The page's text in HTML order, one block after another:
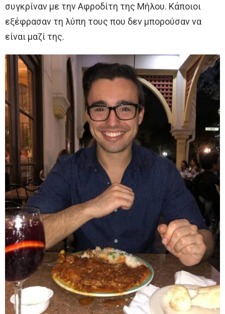
συγκρίναν με την Αφροδίτη της Μήλου. Κάποιοι
εξέφρασαν τη λύπη τους που δεν μπορούσαν να
είναι μαζί της.